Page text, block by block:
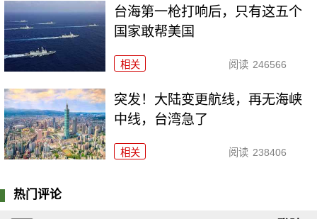
台海第一枪打响后，只有这五个
国家敢帮美国
相关 阅读 246566
突发！大陆变更航线，再无海峡
中线，台湾急了
相关 阅读 238406
热门评论